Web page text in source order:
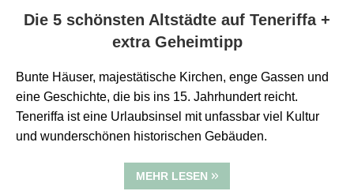
Die 5 schönsten Altstädte auf Teneriffa +
extra Geheimtipp
Bunte Häuser, majestätische Kirchen, enge Gassen und
eine Geschichte, die bis ins 15. Jahrhundert reicht.
Teneriffa ist eine Urlaubsinsel mit unfassbar viel Kultur
und wunderschönen historischen Gebäuden.
MEHR LESEN